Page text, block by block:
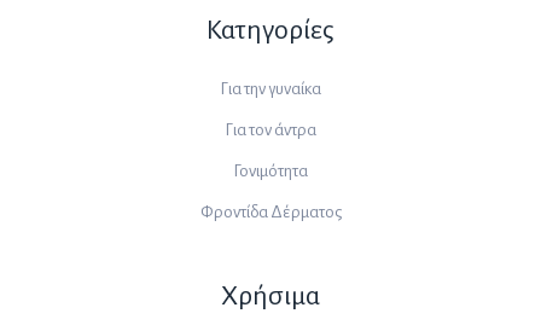
Κατηγορίες
Για την γυναίκα
Για τον άντρα
Γονιμότητα
Φροντίδα Δέρματος
Χρήσιμα